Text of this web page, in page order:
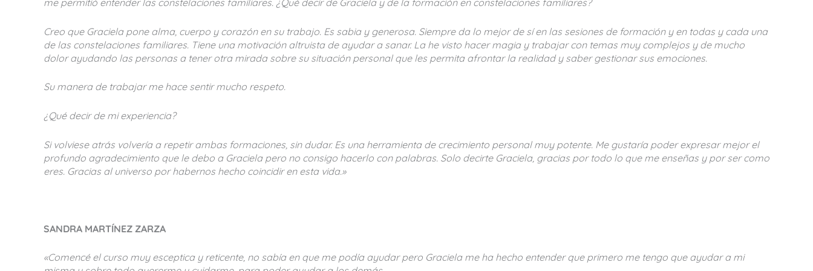
me permitió entender las constelaciones familiares. ¿Qué decir de Graciela y de la formación en constelaciones familiares?
Creo que Graciela pone alma, cuerpo y corazón en su trabajo. Es sabia y generosa. Siempre da lo mejor de sí en las sesiones de formación y en todas y cada una
de las constelaciones familiares. Tiene una motivación altruista de ayudar a sanar. La he visto hacer magia y trabajar con temas muy complejos y de mucho
dolor ayudando las personas a tener otra mirada sobre su situación personal que les permita afrontar la realidad y saber gestionar sus emociones.
Su manera de trabajar me hace sentir mucho respeto.
¿Qué decir de mi experiencia?
Si volviese atrás volvería a repetir ambas formaciones, sin dudar. Es una herramienta de crecimiento personal muy potente. Me gustaría poder expresar mejor el
profundo agradecimiento que le debo a Graciela pero no consigo hacerlo con palabras. Solo decirte Graciela, gracias por todo lo que me enseñas y por ser como
eres. Gracias al universo por habernos hecho coincidir en esta vida.»
SANDRA MARTÍNEZ ZARZA
«Comencé el curso muy esceptica y reticente, no sabía en que me podía ayudar pero Graciela me ha hecho entender que primero me tengo que ayudar a mi